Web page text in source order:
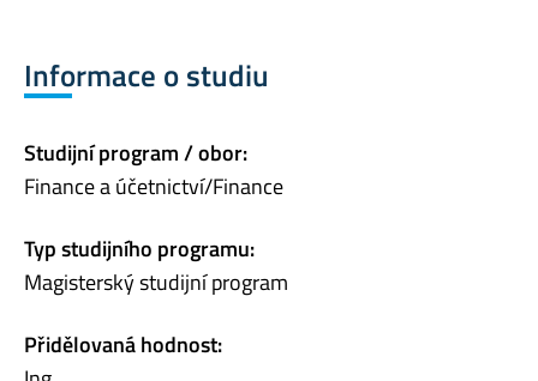
Informace o studiu
Studijní program / obor:
Finance a účetnictví/Finance
Typ studijního programu:
Magisterský studijní program
Přidělovaná hodnost: